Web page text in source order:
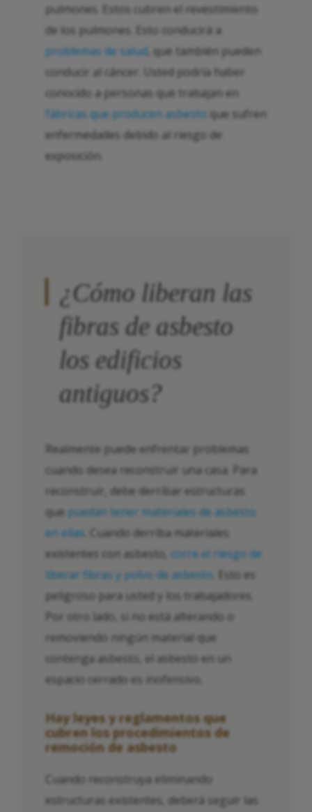
pulmones. Estos cubren el revestimiento
de los pulmones. Esto conducirá a
problemas de salud , que también pueden
conducir al cáncer. Usted podría haber
conocido a personas que trabajan en
fábricas que producen asbesto que sufren
enfermedades debido al riesgo de
exposición.
¿Cómo liberan las
fibras de asbesto
los edificios
antiguos?
Realmente puede enfrentar problemas
cuando desea reconstruir una casa. Para
reconstruir, debe derribar estructuras
que puedan tener materiales de asbesto
en ellas . Cuando derriba materiales
existentes con asbesto, corre el riesgo de
liberar fibras y polvo de asbesto . Esto es
peligroso para usted y los trabajadores.
Por otro lado, si no está alterando o
removiendo ningún material que
contenga asbesto, el asbesto en un
espacio cerrado es inofensivo.
Hay leyes y reglamentos que
cubren los procedimientos de
remoción de asbesto
Cuando reconstruya eliminando
estructuras existentes, deberá seguir las